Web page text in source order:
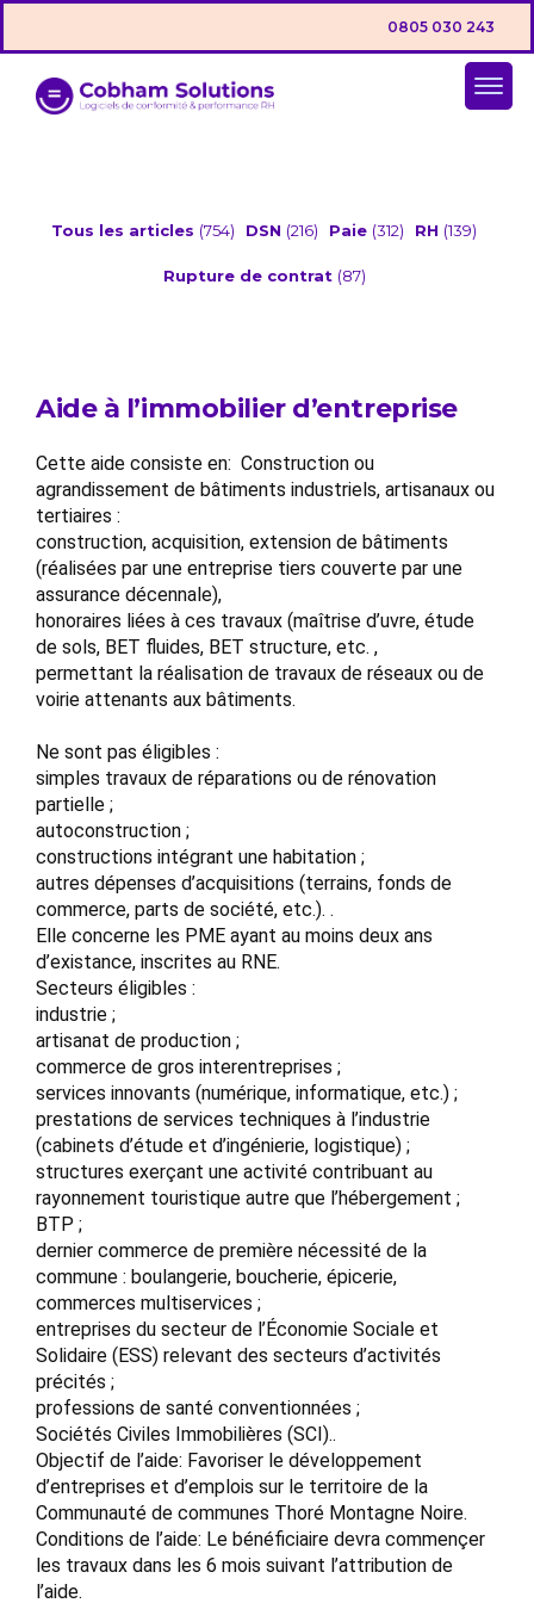
0805 030 243
Tous les articles (754) DSN (216) Paie (312) RH (139)
Rupture de contrat (87)
Aide à l’immobilier d’entreprise
Cette aide consiste en: Construction ou
agrandissement de bâtiments industriels, artisanaux ou
tertiaires :
construction, acquisition, extension de bâtiments
(réalisées par une entreprise tiers couverte par une
assurance décennale),
honoraires liées à ces travaux (maîtrise d’uvre, étude
de sols, BET fluides, BET structure, etc. ,
permettant la réalisation de travaux de réseaux ou de
voirie attenants aux bâtiments.
Ne sont pas éligibles :
simples travaux de réparations ou de rénovation
partielle ;
autoconstruction ;
constructions intégrant une habitation ;
autres dépenses d’acquisitions (terrains, fonds de
commerce, parts de société, etc.). .
Elle concerne les PME ayant au moins deux ans
d’existance, inscrites au RNE.
Secteurs éligibles :
industrie ;
artisanat de production ;
commerce de gros interentreprises ;
services innovants (numérique, informatique, etc.) ;
prestations de services techniques à l’industrie
(cabinets d’étude et d’ingénierie, logistique) ;
structures exerçant une activité contribuant au
rayonnement touristique autre que l’hébergement ;
BTP ;
dernier commerce de première nécessité de la
commune : boulangerie, boucherie, épicerie,
commerces multiservices ;
entreprises du secteur de l’Économie Sociale et
Solidaire (ESS) relevant des secteurs d’activités
précités ;
professions de santé conventionnées ;
Sociétés Civiles Immobilières (SCI)..
Objectif de l’aide: Favoriser le développement
d’entreprises et d’emplois sur le territoire de la
Communauté de communes Thoré Montagne Noire.
Conditions de l’aide: Le bénéficiaire devra commençer
les travaux dans les 6 mois suivant l’attribution de
l’aide.